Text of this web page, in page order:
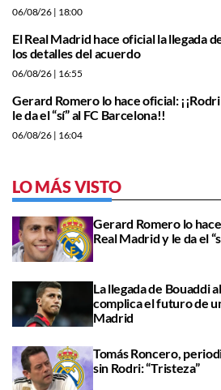
06/08/26 | 18:00
El Real Madrid hace oficial la llegada
los detalles del acuerdo
06/08/26 | 16:55
Gerard Romero lo hace oficial:
le da el “sí” al FC Barcelona!!
06/08/26 | 16:04
LO MÁS VISTO
Gerard Romero lo
Real Madrid y le da el
La llegada de Bouaddi
complica el futuro de
Madrid
Tomás Roncero,
sin Rodri: “Tristeza”